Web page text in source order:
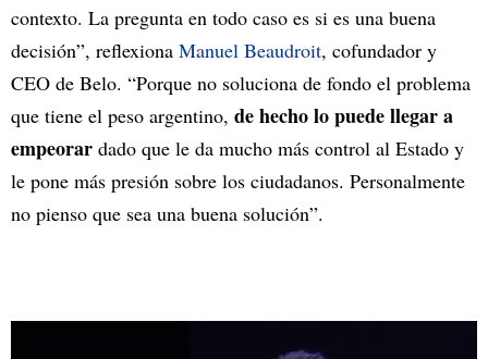
contexto. La pregunta en todo caso es si es una buena
decisión”, reflexiona Manuel Beaudroit, cofundador y
CEO de Belo. “Porque no soluciona de fondo el problema
que tiene el peso argentino, de hecho lo puede llegar a
empeorar dado que le da mucho más control al Estado y
le pone más presión sobre los ciudadanos. Personalmente
no pienso que sea una buena solución”.